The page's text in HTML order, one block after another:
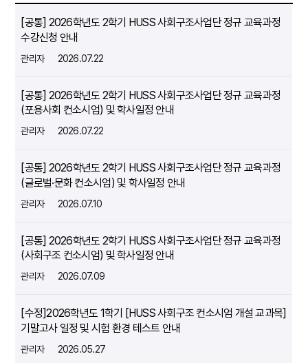
[공통] 2026학년도 2학기 HUSS 사회구조사업단 정규 교육과정
수강신청 안내
관리자 2026.07.22
[공통] 2026학년도 2학기 HUSS 사회구조사업단 정규 교육과정
(포용사회 컨소시엄) 및 학사일정 안내
관리자 2026.07.22
[공통] 2026학년도 2학기 HUSS 사회구조사업단 정규 교육과정
(글로벌∙문화 컨소시엄) 및 학사일정 안내
관리자 2026.07.10
[공통] 2026학년도 2학기 HUSS 사회구조사업단 정규 교육과정
(사회구조 컨소시엄) 및 학사일정 안내
관리자 2026.07.09
[수정]2026학년도 1학기 [HUSS 사회구조 컨소시엄 개설 교과목]
기말고사 일정 및 시험 환경 테스트 안내
관리자 2026.05.27